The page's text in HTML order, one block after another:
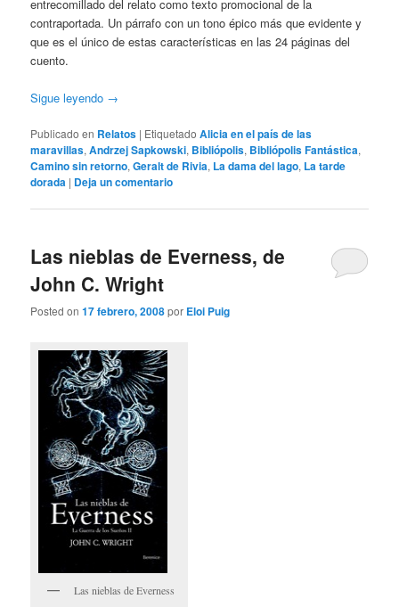
entrecomillado del relato como texto promocional de la
contraportada. Un párrafo con un tono épico más que evidente y
que es el único de estas características en las 24 páginas del
cuento.
Sigue leyendo →
Publicado en Relatos | Etiquetado Alicia en el país de las
maravillas,Andrzej Sapkowski, Bibliópolis, Bibliópolis Fantástica,
Camino sin retorno,Geralt de Rivia, La dama del lago, La tarde
dorada | Deja un comentario
Las nieblas de Everness, de
John C. Wright
Posted on17 febrero, 2008por Eloi Puig
Las nieblas de Everness